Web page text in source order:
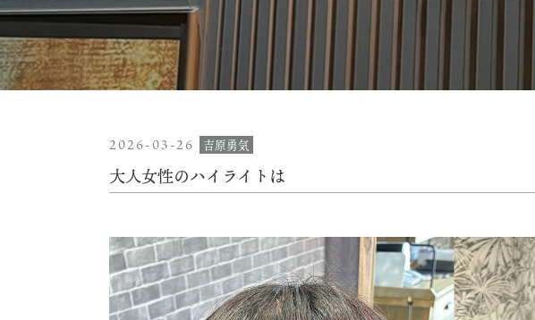
2026-03-26 吉原勇気
大人女性のハイライトは